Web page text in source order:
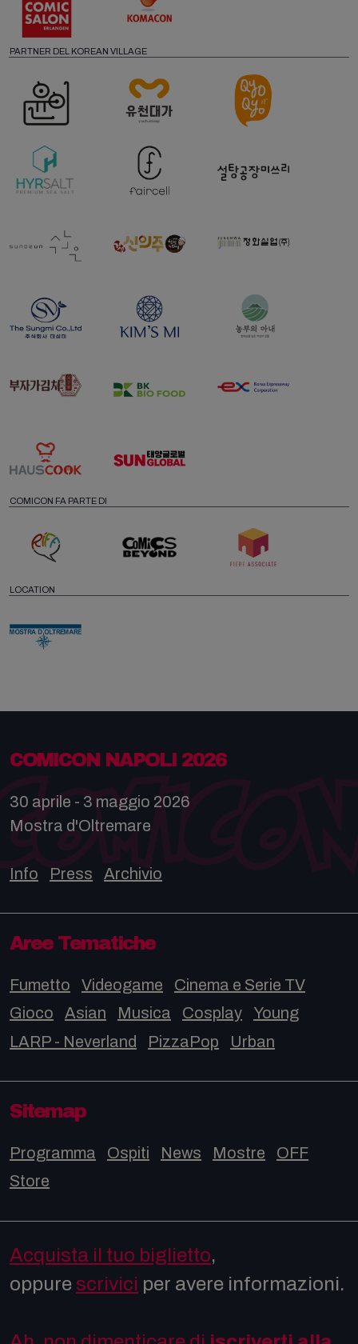
PARTNER DEL KOREAN VILLAGE
COMICON FA PARTE DI
LOCATION
COMICON NAPOLI 2026
30 aprile - 3 maggio 2026
Mostra d'Oltremare
Info Press Archivio
Aree Tematiche
Fumetto Videogame
Cinema e Serie TV
Gioco
Asian Musica Cosplay
Young
LARP - Neverland
PizzaPop Urban
Sitemap
Programma Ospiti News Mostre
OFF
Store
Acquista il tuo biglietto,
oppure scrivici per avere informazioni.